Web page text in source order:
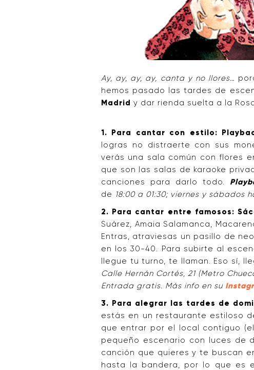
Ay, ay, ay, ay, canta y no llores…
hemos pasado las tardes de
Madrid y dar rienda suelta a la
1. Para cantar con estilo:
logras no distraerte con sus
verás una sala común con flores
que son las salas de karaoke
canciones para darlo todo.
de 18:00 a 01:30; viernes y sábados
2. Para cantar entre famosos:
Suárez, Amaia Salamanca,
Entras, atraviesas un pasillo de
en los 30-40. Para subirte al
llegue tu turno, te llaman. Eso sí,
Calle Hernán Cortés, 21 (Metro
Entrada gratis. Más info en su
3. Para alegrar las tardes de
estás en un restaurante estiloso
que entrar por el local contiguo
pequeño escenario con luces de
canción que quieres y te buscan
hasta la bandera, por lo que es